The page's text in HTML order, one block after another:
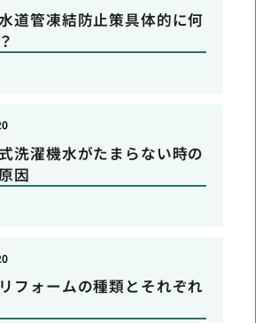
道管凍結防止策具体的に何
洗濯機水がたまらない時の
因
フォームの種類とそれぞれ